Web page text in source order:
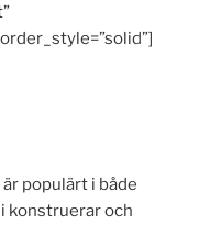
populärt i både
konstruerar och